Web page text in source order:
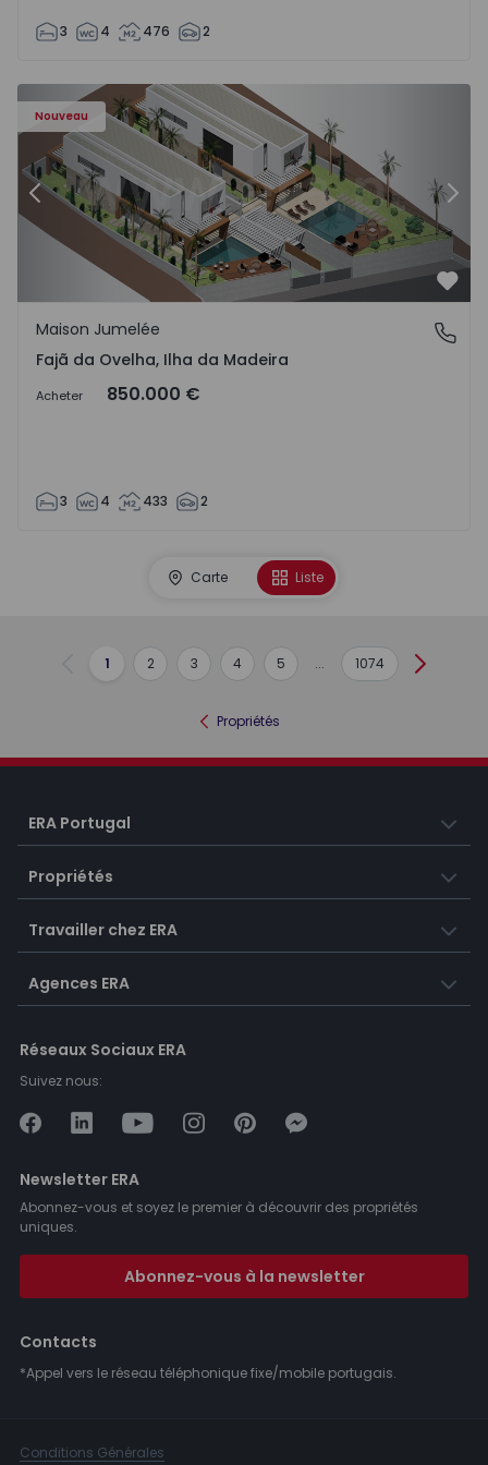
3 4 476 2
Nouveau
1574794 - 6
Maison Jumelée T3 Calheta (Madeira), Fajã da Ovelha -
Précédent
Fajã da Ovelha, Ilha da Madeira
Maison Jumelée
Fajã da Ovelha, Ilha da Madeira
Acheter 850.000 €
3 4 433 2
Carte Liste
Précédent
1 2 3 4 5 ... 1074 Suivant
Propriétés
ERA Portugal
Propriétés
Travailler chez ERA
Agences ERA
Réseaux Sociaux ERA
Suivez nous:
Newsletter ERA
Abonnez-vous et soyez le premier à découvrir des propriétés
uniques.
Abonnez-vous à la newsletter
Contacts
*Appel vers le réseau téléphonique fixe/mobile portugais.
Conditions Générales